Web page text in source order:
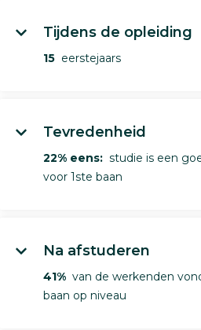
Tijdens de opleiding
15 eerstejaars
Tevredenheid
22% eens: studie is een
voor 1ste baan
Na afstuderen
41% van de werkenden
baan op niveau